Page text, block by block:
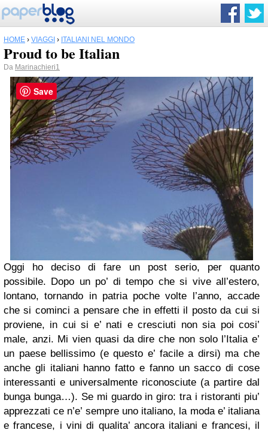
HOME › VIAGGI › ITALIANI NEL MONDO
Proud to be Italian
Da Marinachieri1
Oggi ho deciso di fare un post serio, per quanto
possibile. Dopo un po’ di tempo che si vive all’estero,
lontano, tornando in patria poche volte l’anno, accade
che si cominci a pensare che in effetti il posto da cui si
proviene, in cui si e’ nati e cresciuti non sia poi cosi’
male, anzi. Mi vien quasi da dire che non solo l’Italia e’
un paese bellissimo (e questo e’ facile a dirsi) ma che
anche gli italiani hanno fatto e fanno un sacco di cose
interessanti e universalmente riconosciute (a partire dal
bunga bunga…). Se mi guardo in giro: tra i ristoranti piu’
apprezzati ce n’e’ sempre uno italiano, la moda e’ italiana
e francese, i vini di qualita’ ancora italiani e francesi, il
Save